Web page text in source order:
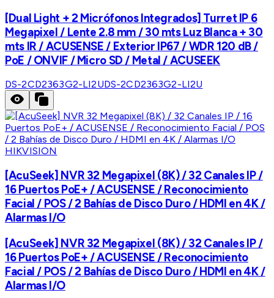
[Dual Light + 2 Micrófonos Integrados] Turret IP 6
Megapixel / Lente 2.8 mm / 30 mts Luz Blanca + 30
mts IR / ACUSENSE / Exterior IP67 / WDR 120 dB /
PoE / ONVIF / Micro SD / Metal / ACUSEEK
DS-2CD2363G2-LI2UDS-2CD2363G2-LI2U
HIKVISION
[AcuSeek] NVR 32 Megapixel (8K) / 32 Canales IP /
16 Puertos PoE+ / ACUSENSE / Reconocimiento
Facial / POS / 2 Bahías de Disco Duro / HDMI en 4K /
Alarmas I/O
[AcuSeek] NVR 32 Megapixel (8K) / 32 Canales IP /
16 Puertos PoE+ / ACUSENSE / Reconocimiento
Facial / POS / 2 Bahías de Disco Duro / HDMI en 4K /
Alarmas I/O